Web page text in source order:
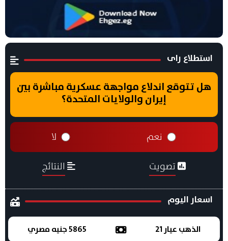
استطلاع راى
هل تتوقع اندلاع مواجهة عسكرية مباشرة بين
إيران والولايات المتحدة؟
نعم لا
تصويت النتائج
اسعار اليوم
الذهب عيار 21 5865 جنيه مصري